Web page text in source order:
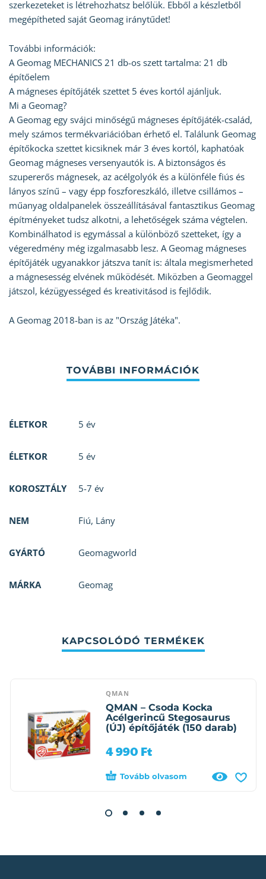
szerkezeteket is létrehozhatsz belőlük. Ebből a készletből
megépítheted saját Geomag iránytűdet!
További információk:
A Geomag MECHANICS 21 db-os szett tartalma: 21 db
építőelem
A mágneses építőjáték szettet 5 éves kortól ajánljuk.
Mi a Geomag?
A Geomag egy svájci minőségű mágneses építőjáték-család,
mely számos termékvariációban érhető el. Találunk Geomag
építőkocka szettet kicsiknek már 3 éves kortól, kaphatóak
Geomag mágneses versenyautók is. A biztonságos és
szupererős mágnesek, az acélgolyók és a különféle fiús és
lányos színű – vagy épp foszforeszkáló, illetve csillámos –
műanyag oldalpanelek összeállításával fantasztikus Geomag
építményeket tudsz alkotni, a lehetőségek száma végtelen.
Kombinálhatod is egymással a különböző szetteket, így a
végeredmény még izgalmasabb lesz. A Geomag mágneses
építőjáték ugyanakkor játszva tanít is: általa megismerheted
a mágnesesség elvének működését. Miközben a Geomaggel
játszol, kézügyességed és kreativitásod is fejlődik.
A Geomag 2018-ban is az "Ország Játéka".
ÉLETKOR 5 év
ÉLETKOR 5 év
KOROSZTÁLY 5-7 év
NEM Fiú, Lány
GYÁRTÓ Geomagworld
MÁRKA Geomag
KAPCSOLÓDÓ TERMÉKEK
QMAN
QMAN – Csoda Kocka
Acélgerincű Stegosaurus
(ÚJ) építőjáték (150 darab)
4 990 Ft
Tovább olvasom